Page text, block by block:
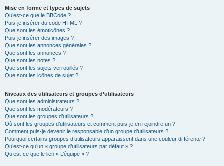
Mise en forme et types de sujets
Qu’est-ce que le BBCode ?
Puis-je insérer du code HTML ?
Que sont les émoticônes ?
Puis-je insérer des images ?
Que sont les annonces générales ?
Que sont les annonces ?
Que sont les notes ?
Que sont les sujets verrouillés ?
Que sont les icônes de sujet ?
Niveaux des utilisateurs et groupes d’utilisateurs
Que sont les administrateurs ?
Que sont les modérateurs ?
Que sont les groupes d’utilisateurs ?
Où sont les groupes d’utilisateurs et comment puis-je en rejoindre un ?
Comment puis-je devenir le responsable d’un groupe d’utilisateurs ?
Pourquoi certains groupes d’utilisateurs apparaissent dans une couleur différente ?
Qu’est-ce qu’un « groupe d’utilisateurs par défaut » ?
Qu’est-ce que le lien « L’équipe » ?